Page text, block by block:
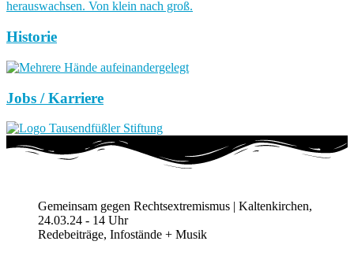
Historie
Jobs / Karriere
Gemeinsam gegen Rechtsextremismus | Kaltenkirchen,
24.03.24 - 14 Uhr
Redebeiträge, Infostände + Musik